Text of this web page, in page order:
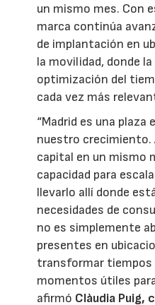
un mismo mes. Con
marca continúa
de implantación en
la movilidad, donde
optimización del
cada vez más
“Madrid es una plaza
nuestro crecimiento.
capital en un mismo
capacidad para
llevarlo allí donde
necesidades de
no es simplemente
presentes en
transformar tiempos
momentos útiles
afirmó Clàudia Puig,